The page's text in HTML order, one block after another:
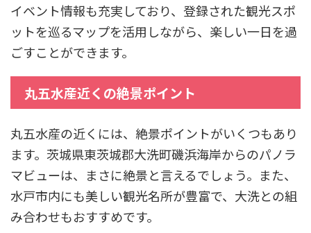
イベント情報も充実しており、登録された観光スポ
ットを巡るマップを活用しながら、楽しい一日を過
ごすことができます。
丸五水産近くの絶景ポイント
丸五水産の近くには、絶景ポイントがいくつもあり
ます。茨城県東茨城郡大洗町磯浜海岸からのパノラ
マビューは、まさに絶景と言えるでしょう。また、
水戸市内にも美しい観光名所が豊富で、大洗との組
み合わせもおすすめです。